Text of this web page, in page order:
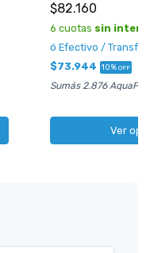
$82.160
6 cuotas sin
ó Efectivo /
$73.944 10% OFF
Sumás 2.876
Ver